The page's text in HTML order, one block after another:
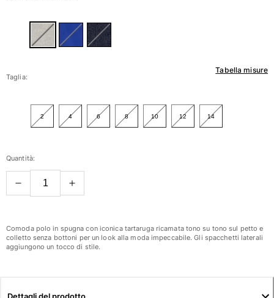
Taglie forti
Vedi tutti i Donna
Costumi da bagno
Slips
Vedi tutti i Costumi da bagno
Abbigliamento
Tabella misure
Taglia:
2 4 6 8 10 12 14
Quantità:
Comoda polo in spugna con iconica tartaruga ricamata tono su tono sul petto e
colletto senza bottoni per un look alla moda impeccabile. Gli spacchetti laterali
aggiungono un tocco di stile.